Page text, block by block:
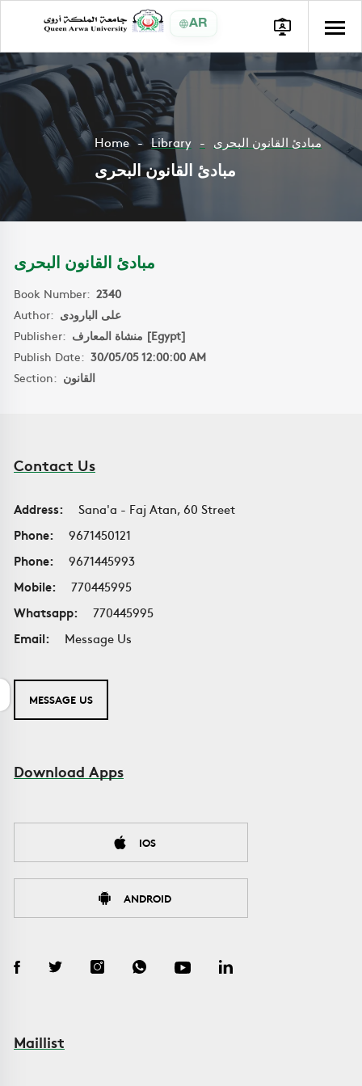
AR
Home Library مبادئ القانون البحرى
مبادئ القانون البحرى
مبادئ القانون البحرى
Book Number: 2340
Author: على البارودى
Publisher:
منشاة المعارف [Egypt]
Publish Date: 30/05/05 12:00:00 AM
Section: القانون
Contact Us
Address:
Sana'a - Faj Atan, 60 Street
Phone:
9671450121
Phone:
9671445993
Mobile:
770445995
Whatsapp:
770445995
Email:
Message Us
MESSAGE US
Download Apps
IOS
ANDROID
Maillist